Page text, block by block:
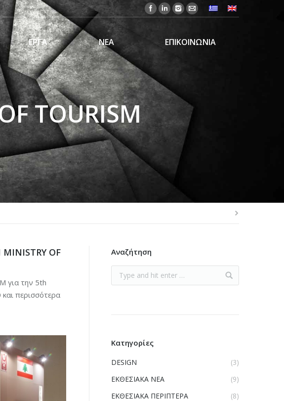
ΕΡΓΑ ΝΕΑ ΕΠΙΚΟΙΝΩΝΙΑ
TOURISM
OF
για την 5th
περισσότερα
Αναζήτηση
Κατηγορίες
DESIGN
(3)
ΕΚΘΕΣΙΑΚΑ ΝΕΑ
(9)
ΕΚΘΕΣΙΑΚΑ ΠΕΡΙΠΤΕΡΑ
(8)